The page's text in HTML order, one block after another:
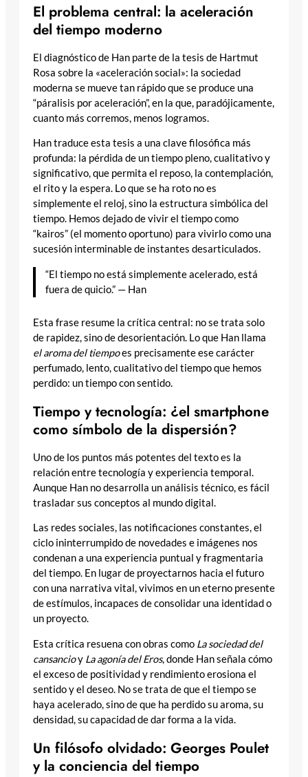
El problema central: la aceleración
del tiempo moderno
El diagnóstico de Han parte de la tesis de Hartmut
Rosa sobre la «aceleración social»: la sociedad
moderna se mueve tan rápido que se produce una
“páralisis por aceleración”, en la que, paradójicamente,
cuanto más corremos, menos logramos.
Han traduce esta tesis a una clave filosófica más
profunda: la pérdida de un tiempo pleno, cualitativo y
significativo, que permita el reposo, la contemplación,
el rito y la espera. Lo que se ha roto no es
simplemente el reloj, sino la estructura simbólica del
tiempo. Hemos dejado de vivir el tiempo como
“kairos” (el momento oportuno) para vivirlo como una
sucesión interminable de instantes desarticulados.
“El tiempo no está simplemente acelerado, está
fuera de quicio.” — Han
Esta frase resume la crítica central: no se trata solo
de rapidez, sino de desorientación. Lo que Han llama
el aroma del tiempoes precisamente ese carácter
perfumado, lento, cualitativo del tiempo que hemos
perdido: un tiempo con sentido.
Tiempo y tecnología: ¿el smartphone
como símbolo de la dispersión?
Uno de los puntos más potentes del texto es la
relación entre tecnología y experiencia temporal.
Aunque Han no desarrolla un análisis técnico, es fácil
trasladar sus conceptos al mundo digital.
Las redes sociales, las notificaciones constantes, el
ciclo ininterrumpido de novedades e imágenes nos
condenan a una experiencia puntual y fragmentaria
del tiempo. En lugar de proyectarnos hacia el futuro
con una narrativa vital, vivimos en un eterno presente
de estímulos, incapaces de consolidar una identidad o
un proyecto.
Esta crítica resuena con obras como La sociedad del
cansancioy La agonía del Eros, donde Han señala cómo
el exceso de positividad y rendimiento erosiona el
sentido y el deseo. No se trata de que el tiempo se
haya acelerado, sino de que ha perdido su aroma, su
densidad, su capacidad de dar forma a la vida.
Un filósofo olvidado: Georges Poulet
y la conciencia del tiempo